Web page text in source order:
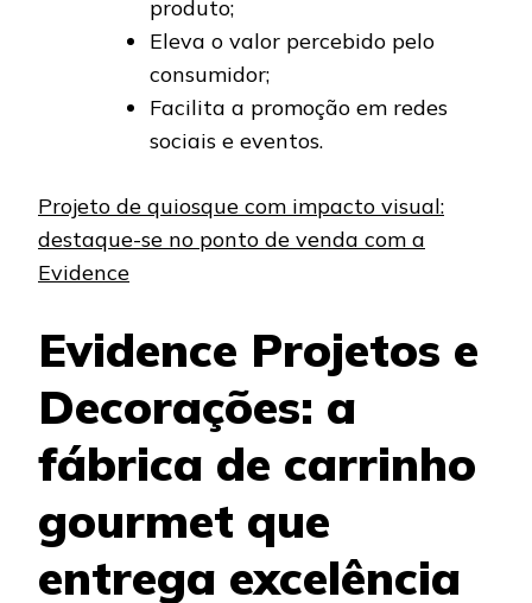
produto;
Eleva o valor percebido pelo
consumidor;
Facilita a promoção em redes
sociais e eventos.
Projeto de quiosque com impacto visual:
destaque-se no ponto de venda com a
Evidence
Evidence Projetos e
Decorações: a
fábrica de carrinho
gourmet que
entrega excelência